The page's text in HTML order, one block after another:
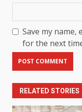
Save my name,
for the next
RELATED STORIES